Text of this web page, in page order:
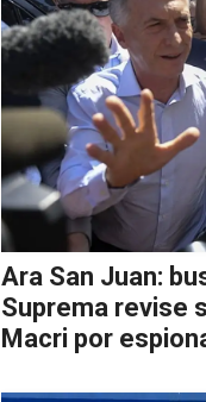
Ara San Juan:
Suprema revise
Macri por